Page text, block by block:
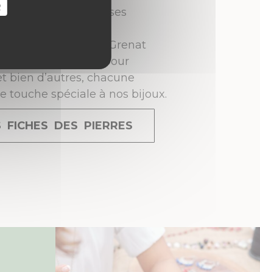
apportant ses
Découvrez
pour la sérénité, le Grenat
la Labradorite pour
bien d’autres, chacune
touche spéciale à nos bijoux.
FICHES DES PIERRES